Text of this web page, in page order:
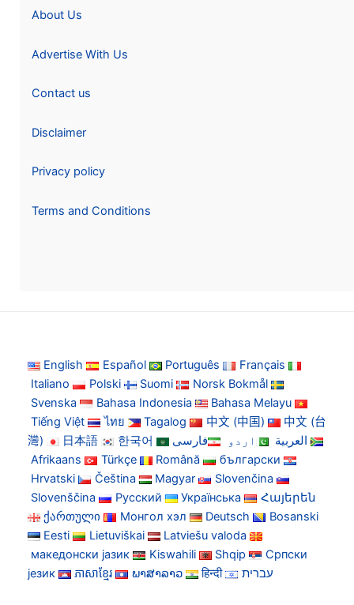
About Us
Advertise With Us
Contact us
Disclaimer
Privacy policy
Terms and Conditions
English Español Português
Français
Italiano
Polski Suomi
Norsk Bokmål
Svenska
Bahasa Indonesia
Bahasa Melayu
Tiếng Việt
ไทย Tagalog 中文 (中国)
中文 (台
灣)
日本語 한국어 العربية اردو
فارسی
Afrikaans
Türkçe Română
български
Hrvatski
Čeština Magyar
Slovenčina
Slovenščina
Русский Українська
Հայերեն
ქართული
Монгол хэл Deutsch
Bosanski
Eesti
Lietuviškai
Latviešu valoda
македонски јазик
Kiswahili Shqip
Српски
језик
ភាសាខ្មែរ ພາສາລາວ हिन्दी עברית